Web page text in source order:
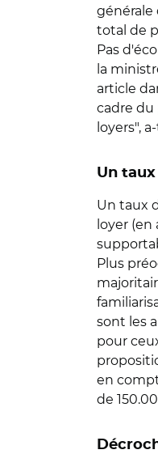
générale
total de
Pas
la
article
cadre du
loyers",
Un
Un taux
loyer
Plus
sont les
pour
en
de